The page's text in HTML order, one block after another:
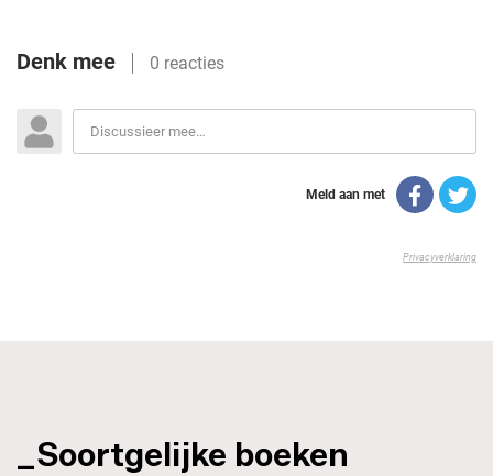
_Soortgelijke boeken